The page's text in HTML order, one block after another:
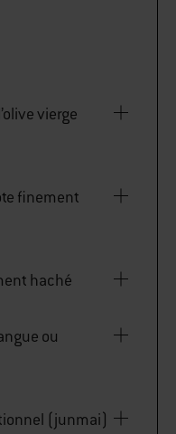
finement haché
traditionnel (junmai)